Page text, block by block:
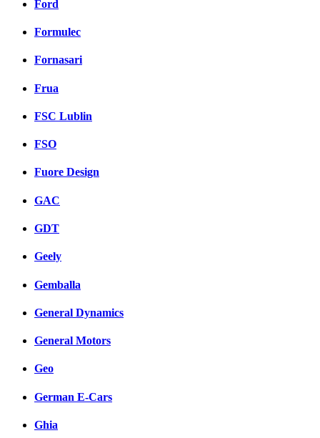
Ford
Formulec
Fornasari
Frua
FSC Lublin
FSO
Fuore Design
GAC
GDT
Geely
Gemballa
General Dynamics
General Motors
Geo
German E-Cars
Ghia